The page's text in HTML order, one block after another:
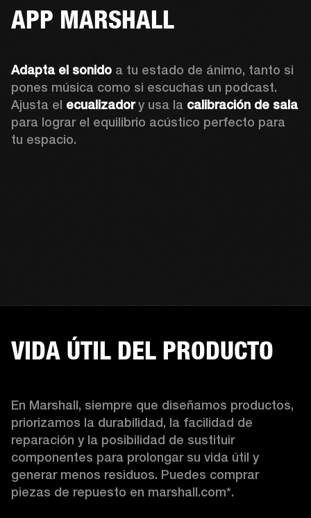
APP MARSHALL
Adapta el sonido a tu estado de ánimo, tanto si
pones música como si escuchas un podcast.
Ajusta el ecualizador y usa la
calibración de sala
para lograr el equilibrio acústico perfecto para
tu espacio.
VIDA ÚTIL DEL PRODUCTO
En Marshall, siempre que diseñamos productos,
priorizamos la durabilidad, la facilidad de
reparación y la posibilidad de sustituir
componentes para prolongar su vida útil y
generar menos residuos. Puedes comprar
piezas de repuesto en marshall.com*.